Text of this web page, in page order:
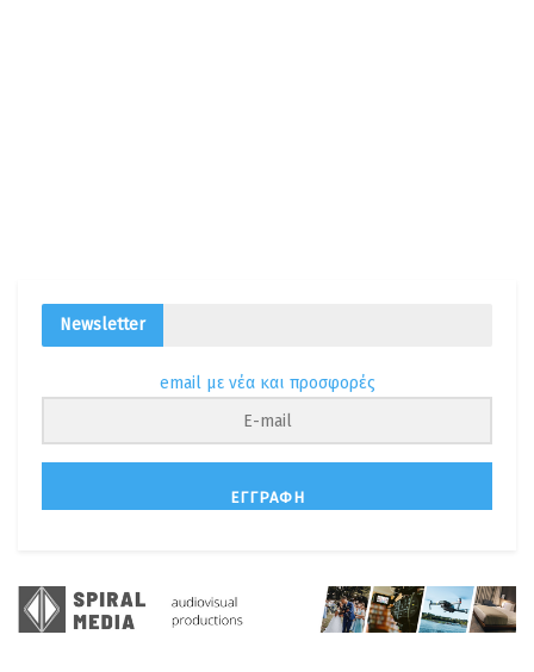
Newsletter
email με νέα και προσφορές
ΕΓΓΡΑΦΉ